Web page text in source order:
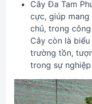
Cây Đa Tam
cực, giúp mang
chủ, trong
Cây còn là
trường tồn,
trong sự